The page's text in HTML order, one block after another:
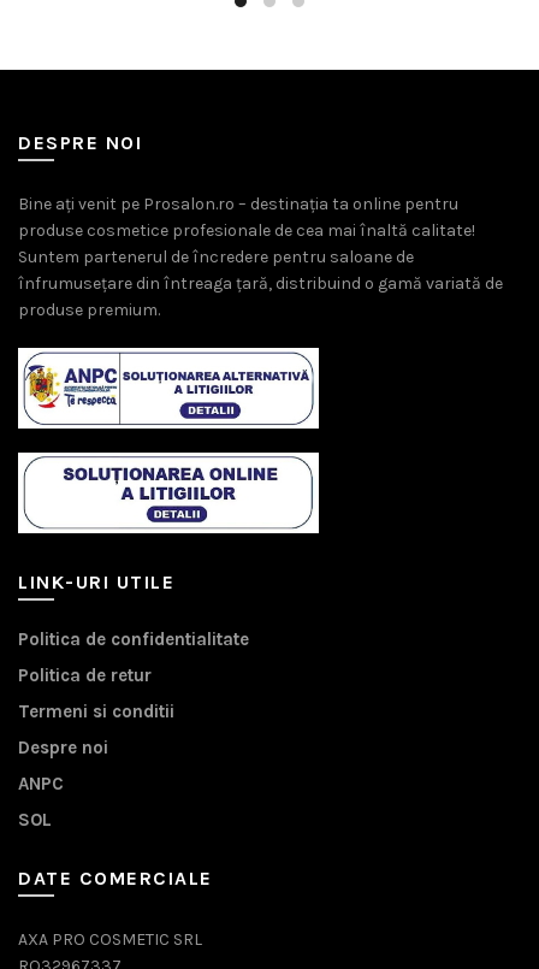
DESPRE NOI
Bine ați venit pe Prosalon.ro – destinația ta online pentru
produse cosmetice profesionale de cea mai înaltă calitate!
Suntem partenerul de încredere pentru saloane de
înfrumusețare din întreaga țară, distribuind o gamă variată de
produse premium.
LINK-URI UTILE
Politica de confidentialitate
Politica de retur
Termeni si conditii
Despre noi
ANPC
SOL
DATE COMERCIALE
AXA PRO COSMETIC SRL